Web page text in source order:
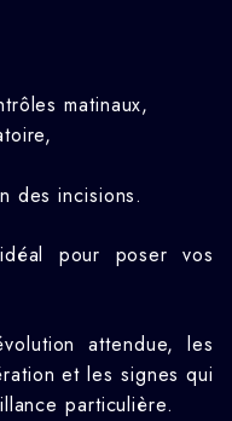
matinaux,
des incisions.
pour poser vos
attendue, les
et les signes qui
particulière.